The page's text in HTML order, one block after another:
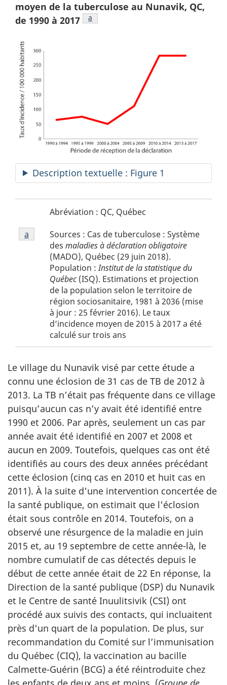
moyen de la tuberculose au Nunavik, QC,
de 1990 à 2017 Figure 1 note
a
Description textuelle : Figure 1
N
t
e
s
d
e
l
a
f
g
u
r
e
1
abréviation
Abréviation : QC, Québec
Figure
1
Sources : Cas de tuberculose : Système
des maladies à déclaration obligatoire
(MADO), Québec (29 juin 2018).
Population :Institut de la statistique du
Québec(ISQ). Estimations et projection
de la population selon le territoire de
région sociosanitaire, 1981 à 2036 (mise
à jour : 25 février 2016). Le taux
d’incidence moyen de 2015 à 2017 a été
calculé sur trois ans
Retour à la référence de la note
a de la figure 1
Le village du Nunavik visé par cette étude a
connu une éclosion de 31 cas de TB de 2012 à
2013. La TB n’était pas fréquente dans ce village
puisqu’aucun cas n’y avait été identifié entre
1990 et 2006. Par après, seulement un cas par
année avait été identifié en 2007 et 2008 et
aucun en 2009. Toutefois, quelques cas ont été
identifiés au cours des deux années précédant
cette éclosion (cinq cas en 2010 et huit cas en
2011). À la suite d'une intervention concertée de
la santé publique, on estimait que l'éclosion
était sous contrôle en 2014. Toutefois, on a
observé une résurgence de la maladie en juin
2015 et, au 19 septembre de cette année-là, le
nombre cumulatif de cas détectés depuis le
début de cette année était de 22 En réponse, la
Direction de la santé publique (DSP) du Nunavik
et le Centre de santé Inuulitsivik (CSI) ont
procédé aux suivis des contacts, qui incluaitent
près d'un quart de la population. De plus, sur
recommandation du Comité sur l’immunisation
du Québec (CIQ), la vaccination au bacille
Calmette-Guérin (BCG) a été réintroduite chez